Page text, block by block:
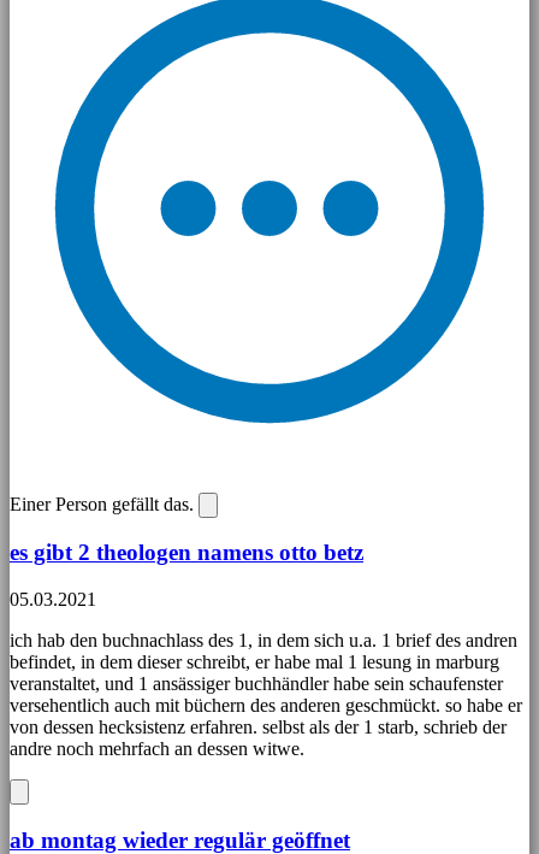
Einer Person gefällt das.
es gibt 2 theologen namens otto betz
05.03.2021
ich hab den buchnachlass des 1, in dem sich u.a. 1 brief des andren
befindet, in dem dieser schreibt, er habe mal 1 lesung in marburg
veranstaltet, und 1 ansässiger buchhändler habe sein schaufenster
versehentlich auch mit büchern des anderen geschmückt. so habe er
von dessen hecksistenz erfahren. selbst als der 1 starb, schrieb der
andre noch mehrfach an dessen witwe.
ab montag wieder regulär geöffnet